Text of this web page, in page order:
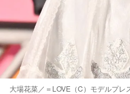
大場花菜／＝LOVE（C）モデルプレ